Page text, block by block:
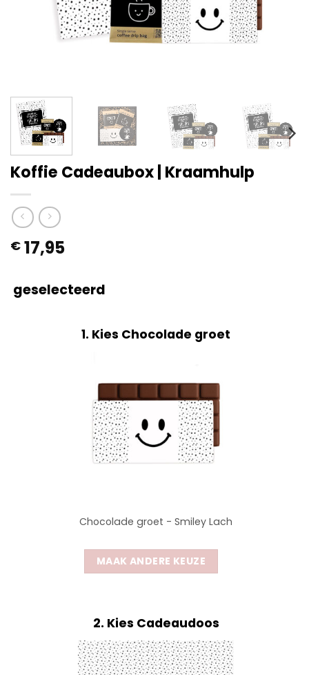
Koffie Cadeaubox | Kraamhulp
€ 17,95
geselecteerd
1 Kies Chocolade groet
Chocolade groet - Smiley Lach
MAAK ANDERE KEUZE
2 Kies Cadeaudoos